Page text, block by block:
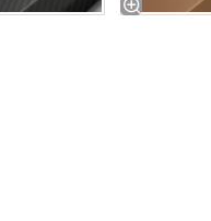
(2013-2020)